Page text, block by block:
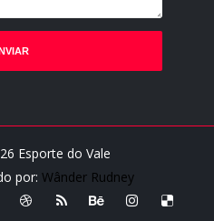
Esporte do Vale
por:Wânder Rudney